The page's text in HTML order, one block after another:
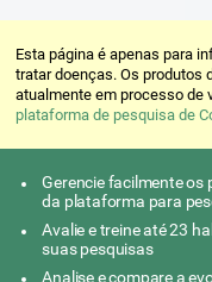
Esta página é apenas para
tratar doenças. Os produtos
atualmente em processo de
plataforma de pesquisa de
Gerencie facilmente
da plataforma para
Avalie e treine até 23
suas pesquisas
Analise e compare a